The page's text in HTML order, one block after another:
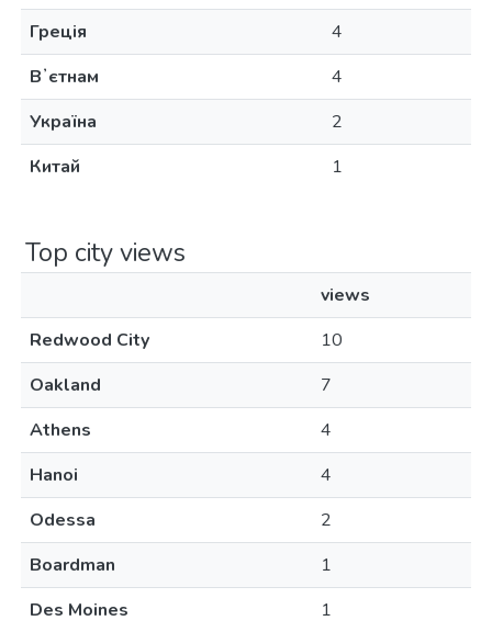
Греція
4
Вʼєтнам
4
Україна
2
Китай
1
Top city views
views
Redwood City
10
Oakland
7
Athens
4
Hanoi
4
Odessa
2
Boardman
1
Des Moines
1